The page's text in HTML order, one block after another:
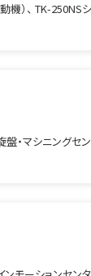
機）、 TK-250NS
・マシニングセン